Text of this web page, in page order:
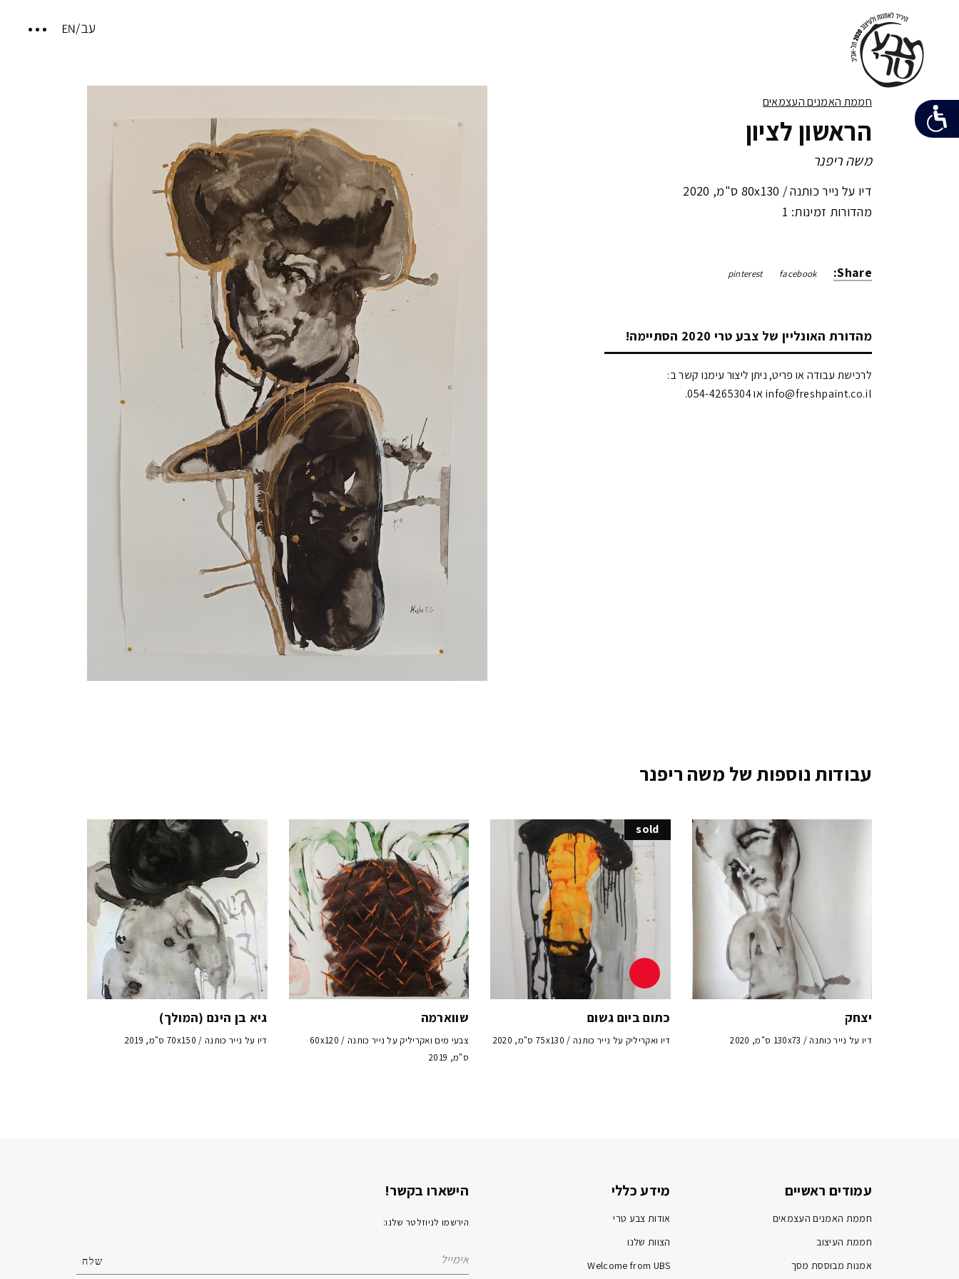
חממת האמנים העצמאים
הראשון לציון
משה ריפנר
דיו על נייר כותנה / 80x130 ס"מ ,
מהדורות זמינות: 1
Share:
facebook
pinterest
מהדורת האונליין של צבע טרי 2020 הסתיימה!
לרכישת עבודה או פריט, ניתן ליצור עימנו קשר ב:
info@freshpaint.co.il‏ או 054-4265304.
עבודות נוספות של משה ריפנר
יצחק
דיו על נייר כותנה / 130x73 ס"מ, 2020
sold
כתום ביום גשום
דיו ואקריליק על נייר כותנה / 75x130 ס"מ, 2020
שווארמה
צבעי מים ואקריליק על נייר כותנה / 60x120
ס"מ, 2019
גיא בן הינם (המולך)
דיו על נייר כותנה / 70x150 ס"מ, 2019
עמודים ראשיים
חממת האמנים העצמאים
חממת העיצוב
אמנות מבוססת מסך
מידע כללי
אודות צבע טרי
הצוות שלנו
Welcome from UBS
הישארו בקשר!
הירשמו לניוזלטר שלנו: